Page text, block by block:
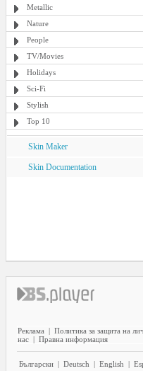
Metallic
Nature
People
TV/Movies
Holidays
Sci-Fi
Stylish
Top 10
Skin Maker
Skin Documentation
Реклама | Политика за защита на
нас | Правна информация
Български | Deutsch | English |